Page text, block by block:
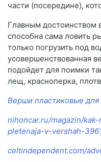
части (посередине),
Главным достоинством
способна сама ловить
только погрузить под
усовершенствованная
подойдет для поимки
лещ, красноперка,
Верши пластиковые
nihoncar.ru/magazin/
pletenaja-v-vershah-
celtindependent.com/